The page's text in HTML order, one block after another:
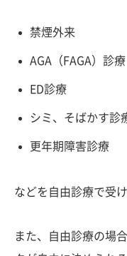
禁煙外来
AGA（FAGA）診療
ED診療
シミ、そばかす診
更年期障害診療
などを自由診療で受
また、自由診療の場